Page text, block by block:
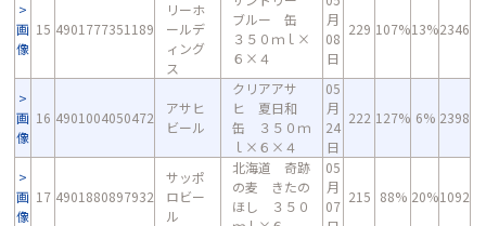
画
像
15 4901777351189
リーホ
ールデ
ィング
ス
ブルー 缶
３５０ｍｌ×
６×４
月
08
日
229 107%13%2346
画
像
16 4901004050472
アサヒ
ビール
クリアアサ
ヒ 夏日和
缶 ３５０ｍ
ｌ×６×４
05
月
24
日
222 127% 6% 2398
画
像
17 4901880897932
サッポ
ロビー
ル
北海道 奇跡
の麦 きたの
ほし ３５０
05
月
07
215 88% 20%1092